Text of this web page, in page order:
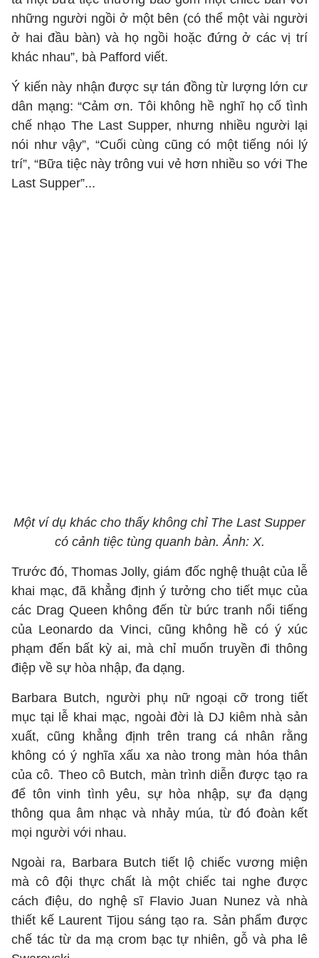
những người ngồi ở một bên (có thể một vài người
ở hai đầu bàn) và họ ngồi hoặc đứng ở các vị trí
khác nhau”, bà Pafford viết.
Ý kiến này nhận được sự tán đồng từ lượng lớn cư
dân mạng: “Cảm ơn. Tôi không hề nghĩ họ cố tình
chế nhạo The Last Supper, nhưng nhiều người lại
nói như vậy”, “Cuối cùng cũng có một tiếng nói lý
trí”, “Bữa tiệc này trông vui vẻ hơn nhiều so với The
Last Supper”...
Một ví dụ khác cho thấy không chỉ The Last Supper
có cảnh tiệc tùng quanh bàn. Ảnh: X.
Trước đó, Thomas Jolly, giám đốc nghệ thuật của lễ
khai mạc, đã khẳng định ý tưởng cho tiết mục của
các Drag Queen không đến từ bức tranh nổi tiếng
của Leonardo da Vinci, cũng không hề có ý xúc
phạm đến bất kỳ ai, mà chỉ muốn truyền đi thông
điệp về sự hòa nhập, đa dạng.
Barbara Butch, người phụ nữ ngoại cỡ trong tiết
mục tại lễ khai mạc, ngoài đời là DJ kiêm nhà sản
xuất, cũng khẳng định trên trang cá nhân rằng
không có ý nghĩa xấu xa nào trong màn hóa thân
của cô. Theo cô Butch, màn trình diễn được tạo ra
để tôn vinh tình yêu, sự hòa nhập, sự đa dạng
thông qua âm nhạc và nhảy múa, từ đó đoàn kết
mọi người với nhau.
Ngoài ra, Barbara Butch tiết lộ chiếc vương miện
mà cô đội thực chất là một chiếc tai nghe được
cách điệu, do nghệ sĩ Flavio Juan Nunez và nhà
thiết kế Laurent Tijou sáng tạo ra. Sản phẩm được
chế tác từ da mạ crom bạc tự nhiên, gỗ và pha lê